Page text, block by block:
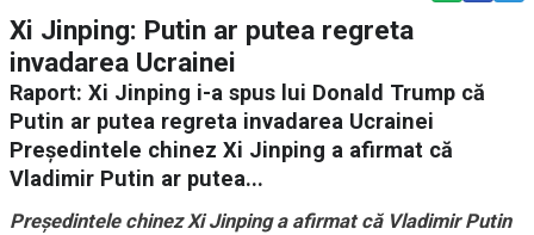
Xi Jinping: Putin ar putea regreta
invadarea Ucrainei
Raport: Xi Jinping i-a spus lui Donald Trump că
Putin ar putea regreta invadarea Ucrainei
Președintele chinez Xi Jinping a afirmat că
Vladimir Putin ar putea...
Președintele chinez Xi Jinping a afirmat că Vladimir Putin